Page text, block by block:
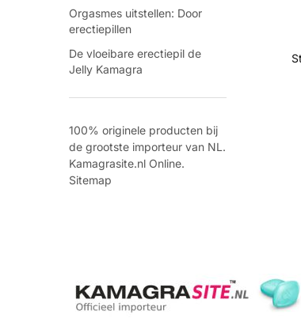
Orgasmes uitstellen: Door
erectiepillen
De vloeibare erectiepil de
Jelly Kamagra
100% originele producten bij
de grootste importeur van NL.
Kamagrasite.nl Online.
Sitemap